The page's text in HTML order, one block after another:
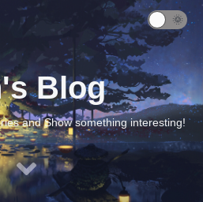
Blog
and Show something interesting!